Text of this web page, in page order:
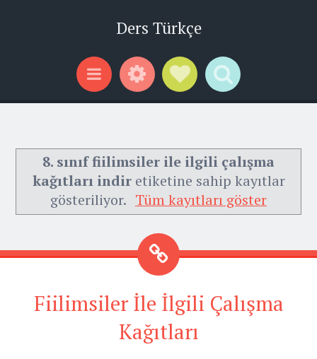
Ders Türkçe
Menu WidgetsSocial Links
Search
8. sınıf fiilimsiler ile ilgili çalışma
kağıtları indiretiketine sahip kayıtlar
gösteriliyor. Tüm kayıtları göster
Fiilimsiler İle İlgili Çalışma
Kağıtları